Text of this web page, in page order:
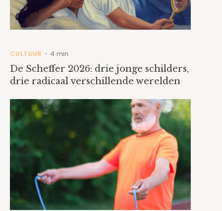
CULTUUR • 4 min
De Scheffer 2026: drie jonge schilders,
drie radicaal verschillende werelden